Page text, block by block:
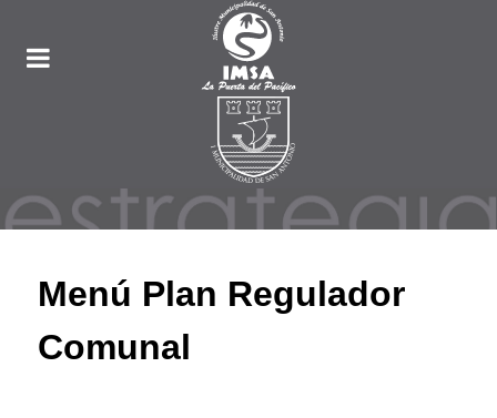
Menú Plan Regulador
Comunal